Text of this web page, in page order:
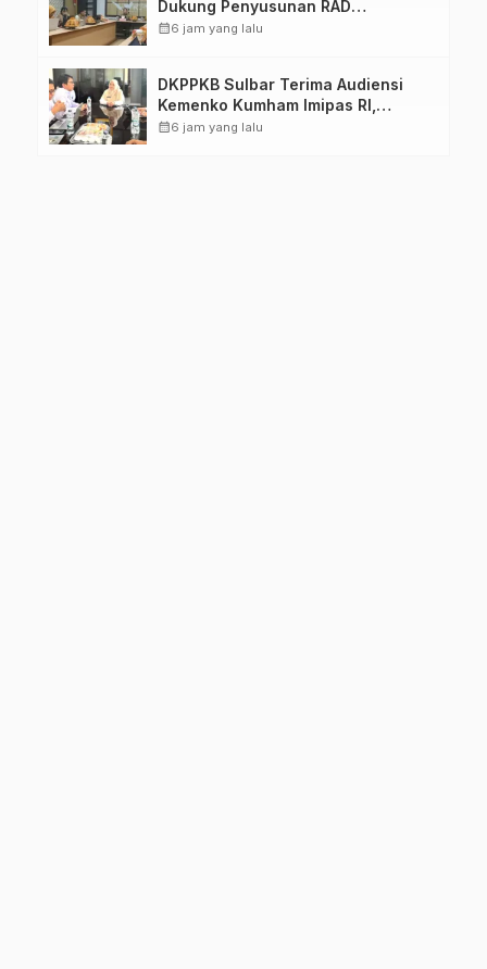
Dukung Penyusunan RAD
TPB/SDGs Sulawesi Barat
calendar_month6 jam yang lalu
DKPPKB Sulbar Terima Audiensi
Kemenko Kumham Imipas RI,
Perkuat Pelayanan Kesehatan bagi
calendar_month6 jam yang lalu